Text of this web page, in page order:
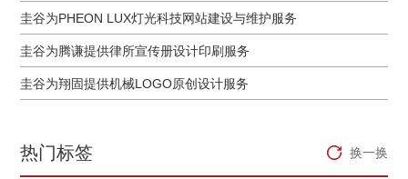
圭谷为PHEON LUX灯光科技网站建设与维护服务
圭谷为腾谦提供律所宣传册设计印刷服务
圭谷为翔固提供机械LOGO原创设计服务
热门标签 换一换